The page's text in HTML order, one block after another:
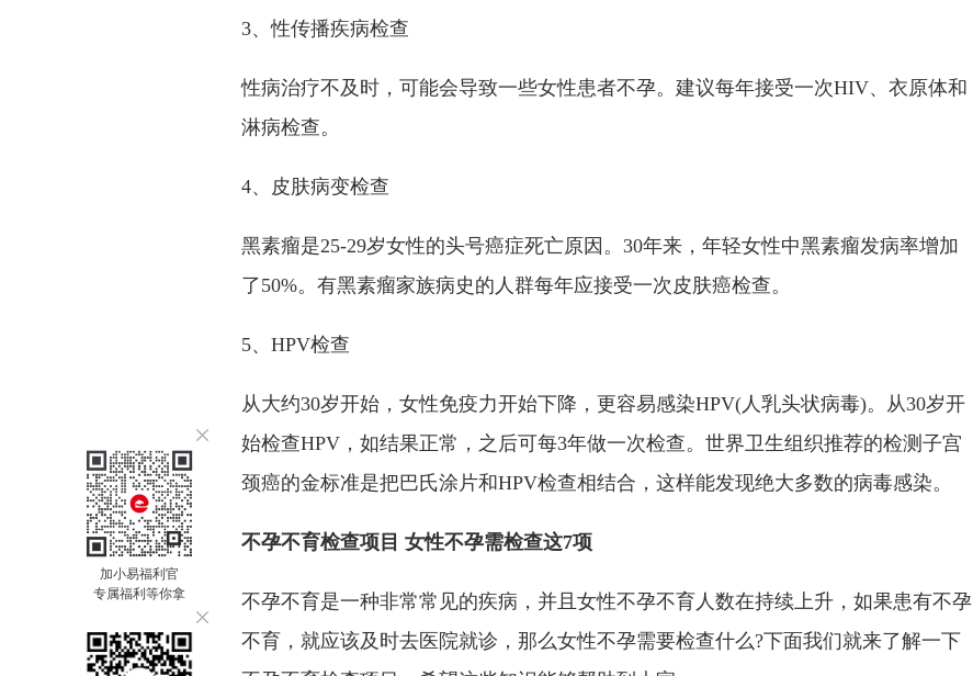
加小易福利官
专属福利等你拿
3、性传播疾病检查
性病治疗不及时，可能会导致一些女性患者不孕。建议每年接受一次HIV、衣原体和
淋病检查。
4、皮肤病变检查
黑素瘤是25-29岁女性的头号癌症死亡原因。30年来，年轻女性中黑素瘤发病率增加
了50%。有黑素瘤家族病史的人群每年应接受一次皮肤癌检查。
5、HPV检查
从大约30岁开始，女性免疫力开始下降，更容易感染HPV(人乳头状病毒)。从30岁开
始检查HPV，如结果正常，之后可每3年做一次检查。世界卫生组织推荐的检测子宫
颈癌的金标准是把巴氏涂片和HPV检查相结合，这样能发现绝大多数的病毒感染。
不孕不育检查项目 女性不孕需检查这7项
不孕不育是一种非常常见的疾病，并且女性不孕不育人数在持续上升，如果患有不孕
不育，就应该及时去医院就诊，那么女性不孕需要检查什么?下面我们就来了解一下